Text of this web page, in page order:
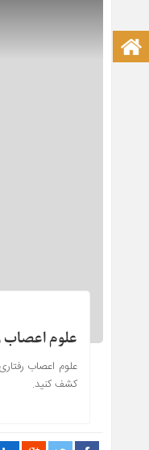
علوم اعصاب
علوم اعصاب
کشف کنید.